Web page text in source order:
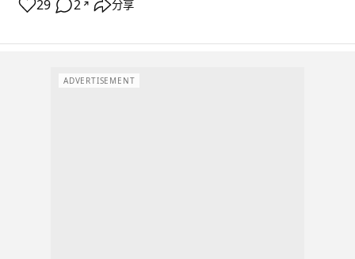
29 2 ↗ 分享
ADVERTISEMENT